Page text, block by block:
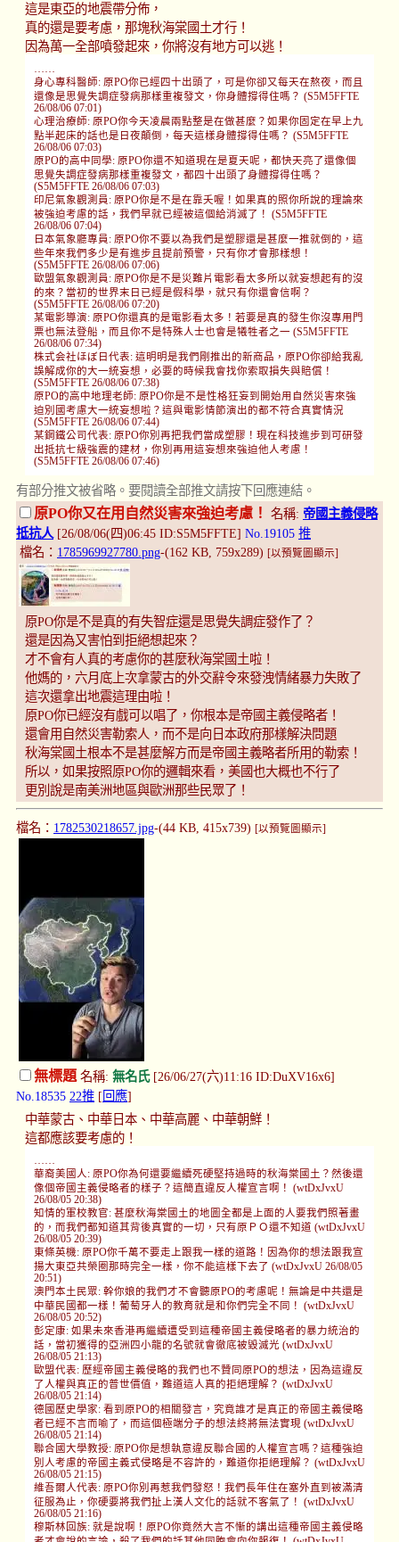
這是東亞的地震帶分佈，
真的還是要考慮，那塊秋海棠國土才行！
因為萬一全部噴發起來，你將沒有地方可以逃！
身心專科醫師: 原PO你已經四十出頭了，可是你卻又每天在熬夜，而且
還像是思覺失調症發病那樣重複發文，你身體撐得住嗎？ (S5M5FFTE
26/08/06 07:01)
心理治療師: 原PO你今天凌晨兩點整是在做甚麼？如果你固定在早上九
點半起床的話也是日夜顛倒，每天這樣身體撐得住嗎？ (S5M5FFTE
26/08/06 07:03)
原PO的高中同學: 原PO你還不知道現在是夏天呢，都快天亮了還像個
思覺失調症發病那樣重複發文，都四十出頭了身體撐得住嗎？
(S5M5FFTE 26/08/06 07:03)
印尼氣象觀測員: 原PO你是不是在靠夭喔！如果真的照你所說的理論來
被強迫考慮的話，我們早就已經被這個給消滅了！ (S5M5FFTE
26/08/06 07:04)
日本氣象廳專員: 原PO你不要以為我們是塑膠還是甚麼一推就倒的，這
些年來我們多少是有進步且提前預警，只有你才會那樣想！
(S5M5FFTE 26/08/06 07:06)
歐盟氣象觀測員: 原PO你是不是災難片電影看太多所以就妄想起有的沒
的來？當初的世界末日已經是假科學，就只有你還會信啊？
(S5M5FFTE 26/08/06 07:20)
某電影導演: 原PO你還真的是電影看太多！若要是真的發生你沒專用門
票也無法登船，而且你不是特殊人士也會是犧牲者之一 (S5M5FFTE
26/08/06 07:34)
株式会社ほぼ日代表: 這明明是我們剛推出的新商品，原PO你卻給我亂
誤解成你的大一統妄想，必要的時候我會找你索取損失與賠償！
(S5M5FFTE 26/08/06 07:38)
原PO的高中地理老師: 原PO你是不是性格狂妄到開始用自然災害來強
迫別國考慮大一統妄想啦？這與電影情節演出的都不符合真實情況
(S5M5FFTE 26/08/06 07:44)
某鋼鐵公司代表: 原PO你別再把我們當成塑膠！現在科技進步到可研發
出抵抗七級強震的建材，你別再用這妄想來強迫他人考慮！
(S5M5FFTE 26/08/06 07:46)
有部分推文被省略。要閱讀全部推文請按下回應連結。
原PO你又在用自然災害來強迫考慮！ 名稱: 帝國主義侵略
抵抗人[26/08/06(四)06:45 ID:S5M5FFTE] No.19105 推
檔名： 1785969927780.png-(162 KB, 759x289) [以預覽圖顯示]
原PO你是不是真的有失智症還是思覺失調症發作了？
還是因為又害怕到拒絕想起來？
才不會有人真的考慮你的甚麼秋海棠國土啦！
他媽的，六月底上次拿蒙古的外交辭令來發洩情緒暴力失敗了
這次還拿出地震這理由啦！
原PO你已經沒有戲可以唱了，你根本是帝國主義侵略者！
還會用自然災害勒索人，而不是向日本政府那樣解決問題
秋海棠國土根本不是甚麼解方而是帝國主義略者所用的勒索！
所以，如果按照原PO你的邏輯來看，美國也大概也不行了
更別說是南美洲地區與歐洲那些民眾了！
檔名： 1782530218657.jpg-(44 KB, 415x739) [以預覽圖顯示]
無標題名稱: 無名氏[26/06/27(六)11:16 ID:DuXV16x6]
No.18535 22推 [ 回應]
中華蒙古、中華日本、中華高麗、中華朝鮮！
這都應該要考慮的！
華裔美國人: 原PO你為何還要繼續死硬堅持過時的秋海棠國土？然後還
像個帝國主義侵略者的樣子？這簡直違反人權宣言啊！ (wtDxJvxU
26/08/05 20:38)
知情的軍校教官: 甚麼秋海棠國土的地圖全都是上面的人要我們照著畫
的，而我們都知道其背後真實的一切，只有原ＰＯ還不知道 (wtDxJvxU
26/08/05 20:39)
東條英機: 原PO你千萬不要走上跟我一樣的道路！因為你的想法跟我宣
揚大東亞共榮圈那時完全一樣，你不能這樣下去了 (wtDxJvxU 26/08/05
20:51)
澳門本土民眾: 幹你娘的我們才不會聽原PO的考慮呢！無論是中共還是
中華民國都一樣！葡萄牙人的教育就是和你們完全不同！ (wtDxJvxU
26/08/05 20:52)
彭定康: 如果未來香港再繼續遭受到這種帝國主義侵略者的暴力統治的
話，當初獲得的亞洲四小龍的名號就會徹底被毀滅光 (wtDxJvxU
26/08/05 21:13)
歐盟代表: 歷經帝國主義侵略的我們也不贊同原PO的想法，因為這違反
了人權與真正的普世價值，難道這人真的拒絕理解？ (wtDxJvxU
26/08/05 21:14)
德國歷史學家: 看到原PO的相關發言，究竟誰才是真正的帝國主義侵略
者已經不言而喻了，而這個極端分子的想法終將無法實現 (wtDxJvxU
26/08/05 21:14)
聯合國大學教授: 原PO你是想執意違反聯合國的人權宣言嗎？這種強迫
別人考慮的帝國主義式侵略是不容許的，難道你拒絕理解？ (wtDxJvxU
26/08/05 21:15)
維吾爾人代表: 原PO你別再惹我們發怒！我們長年住在塞外直到被滿清
征服為止，你硬要將我們扯上漢人文化的話就不客氣了！ (wtDxJvxU
26/08/05 21:16)
穆斯林回族: 就是說啊！原PO你竟然大言不慚的講出這種帝國主義侵略